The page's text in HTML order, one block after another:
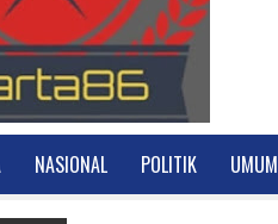
NASIONAL POLITIK UMUM